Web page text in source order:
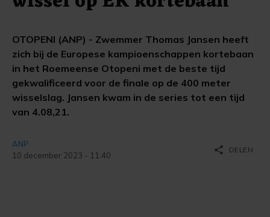
OTOPENI (ANP) - Zwemmer Thomas Jansen heeft
zich bij de Europese kampioenschappen kortebaan
in het Roemeense Otopeni met de beste tijd
gekwalificeerd voor de finale op de 400 meter
wisselslag. Jansen kwam in de series tot een tijd
van 4.08,21.
ANP
10 december 2023 - 11:40
share DELEN